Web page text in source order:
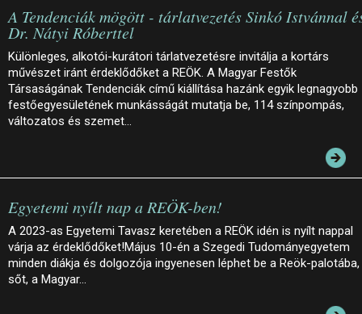
A Tendenciák mögött - tárlatvezetés Sinkó Istvánnal
Dr. Nátyi Róberttel
Különleges, alkotói-kurátori tárlatvezetésre invitálja a kortárs
művészet iránt érdeklődőket a REÖK. A Magyar Festők
Társaságának Tendenciák című kiállítása hazánk egyik legnagyobb
festőegyesületének munkásságát mutatja be, 114 színpompás,
változatos és szemet…
Egyetemi nyílt nap a REÖK-ben!
A 2023-as Egyetemi Tavasz keretében a REÖK idén is nyílt nappal
várja az érdeklődőket!Május 10-én a Szegedi Tudományegyetem
minden diákja és dolgozója ingyenesen léphet be a Reök-palotába,
sőt, a Magyar…